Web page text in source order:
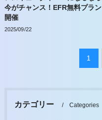
今がチャンス！EFR無料プラン
開催
2025/09/22
1
カテゴリー Categories